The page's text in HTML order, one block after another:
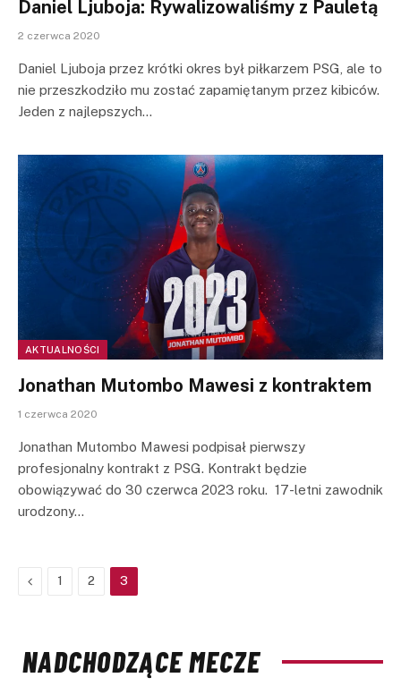
Daniel Ljuboja: Rywalizowaliśmy z Pauletą
2 czerwca 2020
Daniel Ljuboja przez krótki okres był piłkarzem PSG, ale to
nie przeszkodziło mu zostać zapamiętanym przez kibiców.
Jeden z najlepszych…
AKTUALNOŚCI
Jonathan Mutombo Mawesi z kontraktem
1 czerwca 2020
Jonathan Mutombo Mawesi podpisał pierwszy
profesjonalny kontrakt z PSG. Kontrakt będzie
obowiązywać do 30 czerwca 2023 roku. 17-letni zawodnik
urodzony…
Previous
1 2 3
NADCHODZĄCE MECZE